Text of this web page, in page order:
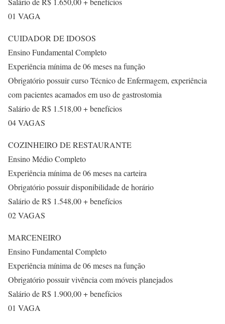
01 VAGA
CUIDADOR DE IDOSOS
Ensino Fundamental Completo
Experiência mínima de 06 meses na função
Obrigatório possuir curso Técnico de Enfermagem, experiência
com pacientes acamados em uso de gastrostomia
Salário de R$ 1.518,00 + benefícios
04 VAGAS
COZINHEIRO DE RESTAURANTE
Ensino Médio Completo
Experiência mínima de 06 meses na carteira
Obrigatório possuir disponibilidade de horário
Salário de R$ 1.548,00 + benefícios
02 VAGAS
MARCENEIRO
Ensino Fundamental Completo
Experiência mínima de 06 meses na função
Obrigatório possuir vivência com móveis planejados
Salário de R$ 1.900,00 + benefícios
01 VAGA